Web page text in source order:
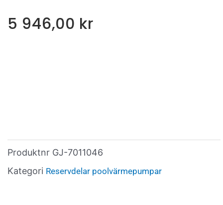
5 946,00 kr
Produktnr GJ-7011046
Kategori Reservdelar poolvärmepumpar